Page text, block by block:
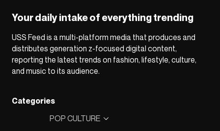
Your daily intake of everything trending
USS Feed is a multi-platform media that produces and
distributes generation z-focused digital content,
reporting the latest trends on fashion, lifestyle, culture,
and music to its audience.
Categories
POP CULTURE